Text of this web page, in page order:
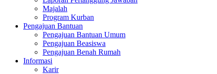
Majalah
Program Kurban
Pengajuan Bantuan
Pengajuan Bantuan Umum
Pengajuan Beasiswa
Pengajuan Benah Rumah
Informasi
Karir